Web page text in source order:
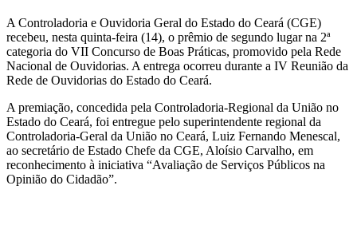
A Controladoria e Ouvidoria Geral do Estado do Ceará (CGE)
recebeu, nesta quinta-feira (14), o prêmio de segundo lugar na 2ª
categoria do VII Concurso de Boas Práticas, promovido pela Rede
Nacional de Ouvidorias. A entrega ocorreu durante a IV Reunião da
Rede de Ouvidorias do Estado do Ceará.
A premiação, concedida pela Controladoria-Regional da União no
Estado do Ceará, foi entregue pelo superintendente regional da
Controladoria-Geral da União no Ceará, Luiz Fernando Menescal,
ao secretário de Estado Chefe da CGE, Aloísio Carvalho, em
reconhecimento à iniciativa “Avaliação de Serviços Públicos na
Opinião do Cidadão”.